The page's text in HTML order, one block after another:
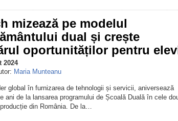
mizează pe modelul
dual și crește
oportunităților pentru
2024
Maria Munteanu
global în furnizarea de tehnologii și servicii, aniversează
ani de la lansarea programului de Școală Duală în cele
din România. De la…